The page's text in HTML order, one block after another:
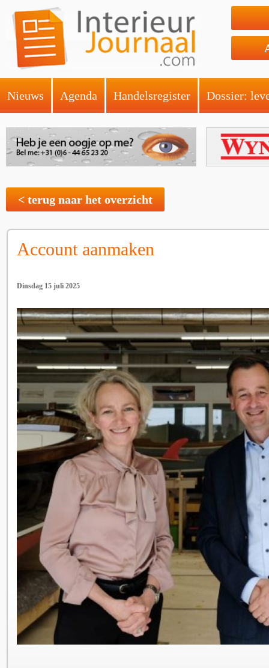
Nieuws Agenda Handelsregister Dossier:
< terug naar het overzicht
Account aanmaken
Dinsdag 15 juli 2025